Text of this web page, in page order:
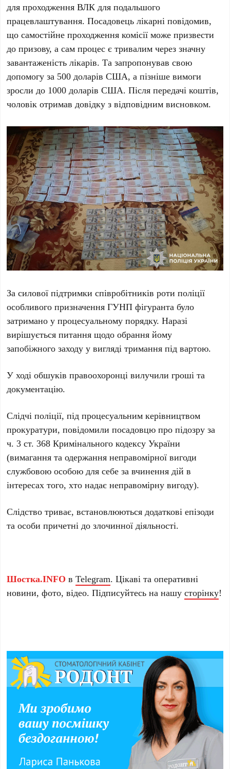
для проходження ВЛК для подальшого
працевлаштування. Посадовець лікарні повідомив,
що самостійне проходження комісії може призвести
до призову, а сам процес є тривалим через значну
завантаженість лікарів. Та запропонував свою
допомогу за 500 доларів США, а пізніше вимоги
зросли до 1000 доларів США. Після передачі коштів,
чоловік отримав довідку з відповідним висновком.
За силової підтримки співробітників роти поліції
особливого призначення ГУНП фігуранта було
затримано у процесуальному порядку. Наразі
вирішується питання щодо обрання йому
запобіжного заходу у вигляді тримання під вартою.
У ході обшуків правоохоронці вилучили гроші та
документацію.
Слідчі поліції, під процесуальним керівництвом
прокуратури, повідомили посадовцю про підозру за
ч. 3 ст. 368 Кримінального кодексу України
(вимагання та одержання неправомірної вигоди
службовою особою для себе за вчинення дій в
інтересах того, хто надає неправомірну вигоду).
Слідство триває, встановлюються додаткові епізоди
та особи причетні до злочинної діяльності.
Шостка.INFO вTelegram. Цікаві та оперативні
новини, фото, відео. Підписуйтесь на нашусторінку!